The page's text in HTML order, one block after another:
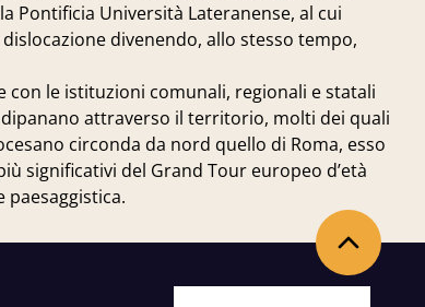
Pontificia Università Lateranense, al cui
divenendo, allo stesso tempo,
le istituzioni comunali, regionali e statali
attraverso il territorio, molti dei quali
circonda da nord quello di Roma, esso
significativi del Grand Tour europeo d’età
Back to the top